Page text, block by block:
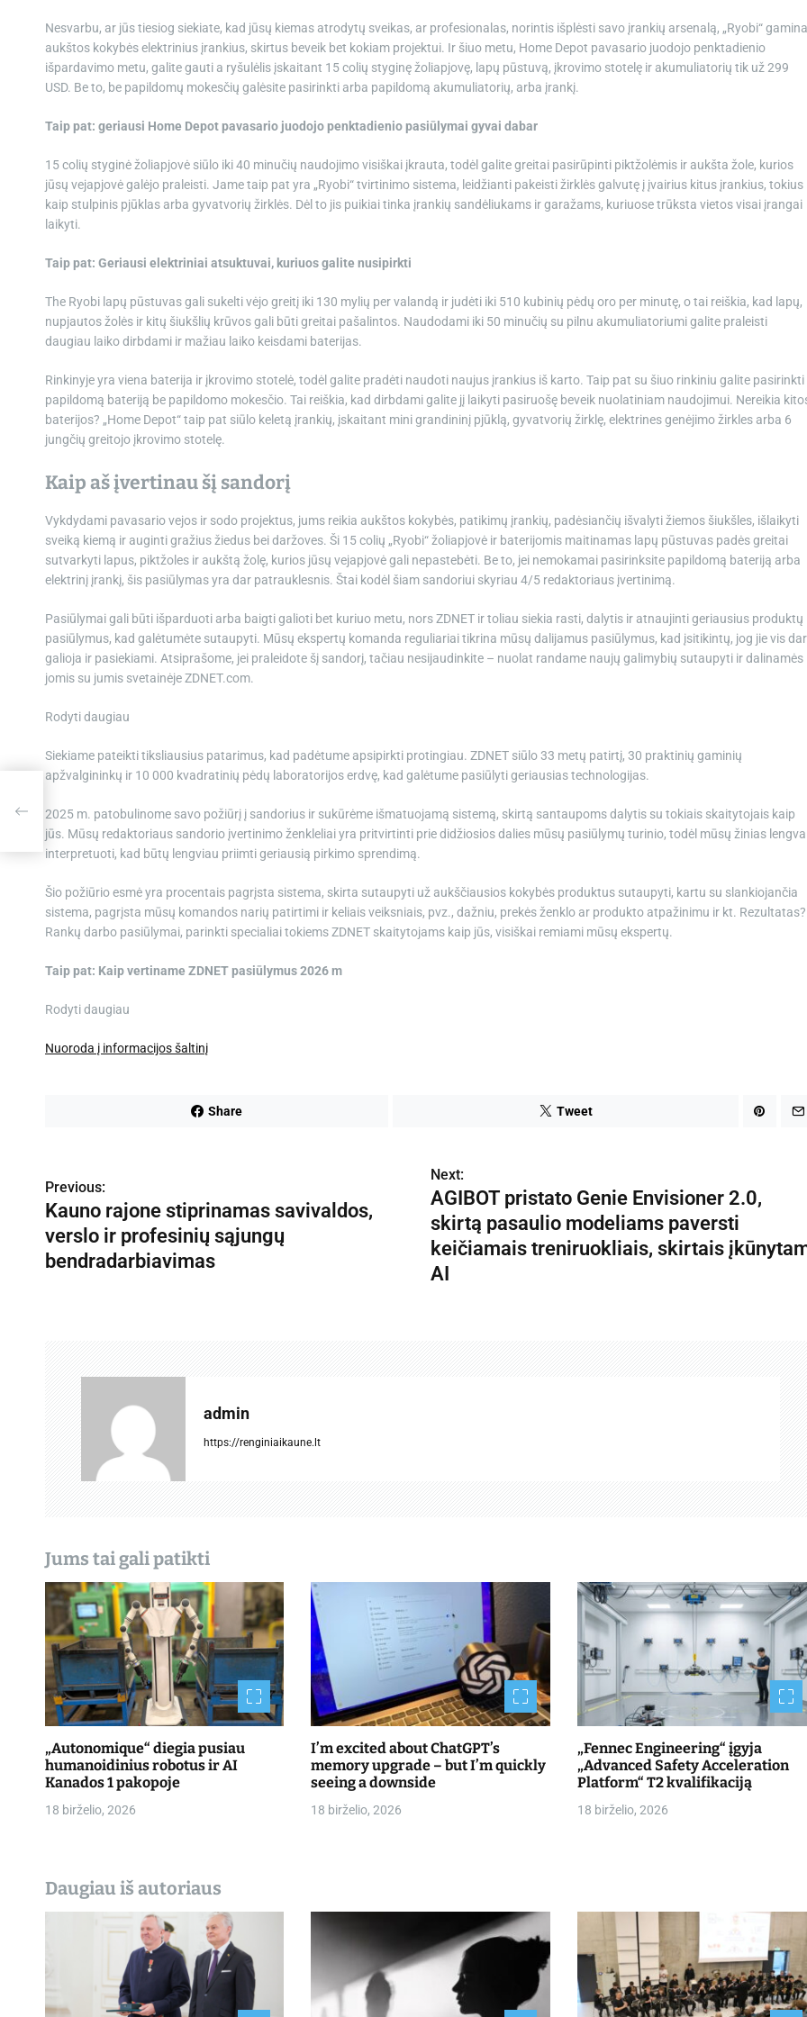
Nesvarbu, ar jūs tiesiog siekiate, kad jūsų kiemas atrodytų sveikas, ar profesionalas, norintis išplėsti savo įrankių arsenalą, „Ryobi“ gamina
aukštos kokybės elektrinius įrankius, skirtus beveik bet kokiam projektui. Ir šiuo metu, Home Depot pavasario juodojo penktadienio
išpardavimo metu, galite gauti a ryšulėlis įskaitant 15 colių styginę žoliapjovę, lapų pūstuvą, įkrovimo stotelę ir akumuliatorių tik už 299
USD. Be to, be papildomų mokesčių galėsite pasirinkti arba papildomą akumuliatorių, arba įrankį.
Taip pat: geriausi Home Depot pavasario juodojo penktadienio pasiūlymai gyvai dabar
15 colių styginė žoliapjovė siūlo iki 40 minučių naudojimo visiškai įkrauta, todėl galite greitai pasirūpinti piktžolėmis ir aukšta žole, kurios
jūsų vejapjovė galėjo praleisti. Jame taip pat yra „Ryobi“ tvirtinimo sistema, leidžianti pakeisti žirklės galvutę į įvairius kitus įrankius, tokius
kaip stulpinis pjūklas arba gyvatvorių žirklės. Dėl to jis puikiai tinka įrankių sandėliukams ir garažams, kuriuose trūksta vietos visai įrangai
laikyti.
Taip pat: Geriausi elektriniai atsuktuvai, kuriuos galite nusipirkti
The Ryobi lapų pūstuvasgali sukelti vėjo greitį iki 130 mylių per valandą ir judėti iki 510 kubinių pėdų oro per minutę, o tai reiškia, kad lapų,
nupjautos žolės ir kitų šiukšlių krūvos gali būti greitai pašalintos. Naudodami iki 50 minučių su pilnu akumuliatoriumi galite praleisti
daugiau laiko dirbdami ir mažiau laiko keisdami baterijas.
Rinkinyje yra viena baterija ir įkrovimo stotelė, todėl galite pradėti naudoti naujus įrankius iš karto. Taip pat su šiuo rinkiniu galite pasirinkti
papildomą bateriją be papildomo mokesčio. Tai reiškia, kad dirbdami galite jį laikyti pasiruošę beveik nuolatiniam naudojimui. Nereikia
baterijos? „Home Depot“ taip pat siūlo keletą įrankių, įskaitant mini grandininį pjūklą, gyvatvorių žirklę, elektrines genėjimo žirkles arba 6
jungčių greitojo įkrovimo stotelę.
Kaip aš įvertinau šį sandorį
Vykdydami pavasario vejos ir sodo projektus, jums reikia aukštos kokybės, patikimų įrankių, padėsiančių išvalyti žiemos šiukšles, išlaikyti
sveiką kiemą ir auginti gražius žiedus bei daržoves. Ši 15 colių „Ryobi“ žoliapjovė ir baterijomis maitinamas lapų pūstuvas padės greitai
sutvarkyti lapus, piktžoles ir aukštą žolę, kurios jūsų vejapjovė gali nepastebėti. Be to, jei nemokamai pasirinksite papildomą bateriją arba
elektrinį įrankį, šis pasiūlymas yra dar patrauklesnis. Štai kodėl šiam sandoriui skyriau 4/5 redaktoriaus įvertinimą.
Pasiūlymai gali būti išparduoti arba baigti galioti bet kuriuo metu, nors ZDNET ir toliau siekia rasti, dalytis ir atnaujinti geriausius produktų
pasiūlymus, kad galėtumėte sutaupyti. Mūsų ekspertų komanda reguliariai tikrina mūsų dalijamus pasiūlymus, kad įsitikintų, jog jie vis dar
galioja ir pasiekiami. Atsiprašome, jei praleidote šį sandorį, tačiau nesijaudinkite – nuolat randame naujų galimybių sutaupyti ir dalinamės
jomis su jumis svetainėje ZDNET.com.
Rodyti daugiau
Siekiame pateikti tiksliausius patarimus, kad padėtume apsipirkti protingiau. ZDNET siūlo 33 metų patirtį, 30 praktinių gaminių
apžvalgininkų ir 10 000 kvadratinių pėdų laboratorijos erdvę, kad galėtume pasiūlyti geriausias technologijas.
2025 m. patobulinome savo požiūrį į sandorius ir sukūrėme išmatuojamą sistemą, skirtą santaupoms dalytis su tokiais skaitytojais kaip
jūs. Mūsų redaktoriaus sandorio įvertinimo ženkleliai yra pritvirtinti prie didžiosios dalies mūsų pasiūlymų turinio, todėl mūsų žinias lengva
interpretuoti, kad būtų lengviau priimti geriausią pirkimo sprendimą.
Šio požiūrio esmė yra procentais pagrįsta sistema, skirta sutaupyti už aukščiausios kokybės produktus sutaupyti, kartu su slankiojančia
sistema, pagrįsta mūsų komandos narių patirtimi ir keliais veiksniais, pvz., dažniu, prekės ženklo ar produkto atpažinimu ir kt. Rezultatas?
Rankų darbo pasiūlymai, parinkti specialiai tokiems ZDNET skaitytojams kaip jūs, visiškai remiami mūsų ekspertų.
Taip pat: Kaip vertiname ZDNET pasiūlymus 2026 m
Rodyti daugiau
Nuoroda į informacijos šaltinį
Share Tweet
N
a
v
a
r
p
į
r
a
š
ų
Previous:
Kauno rajone stiprinamas savivaldos,
verslo ir profesinių sąjungų
bendradarbiavimas
Next:
AGIBOT pristato Genie Envisioner 2.0,
skirtą pasaulio modeliams paversti
keičiamais treniruokliais, skirtais
AI
admin
https://renginiaikaune.lt
Jums tai gali patikti
„Autonomique“ diegia pusiau
humanoidinius robotus ir AI
Kanados 1 pakopoje
18 birželio, 2026
I’m excited about ChatGPT’s
memory upgrade – but I’m quickly
seeing a downside
18 birželio, 2026
„Fennec Engineering“ įgyja
„Advanced Safety Acceleration
Platform“ T2 kvalifikaciją
18 birželio, 2026
Daugiau iš autoriaus